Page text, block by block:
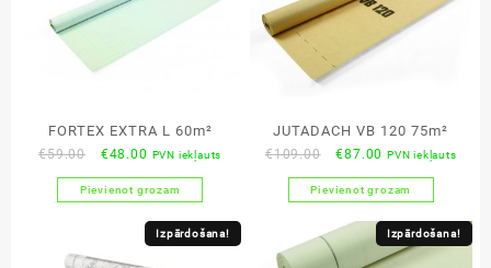
FORTEX EXTRA L 60m²
€59.00
Original
price
was:
€59.00.
€48.00 Current
price
is:
€48.00.
PVN iekļauts
Pievienot grozam
JUTADACH VB 120 75m²
€109.00
Original
price
was:
€109.00.
€87.00 Current
price
is:
€87.00.
PVN iekļauts
Pievienot grozam
Izpārdošana! Izpārdošana!